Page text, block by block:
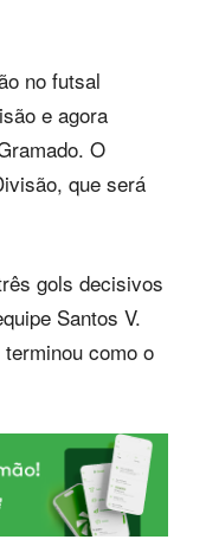
no futsal
e agora
O
que será
gols decisivos
Santos V.
como o